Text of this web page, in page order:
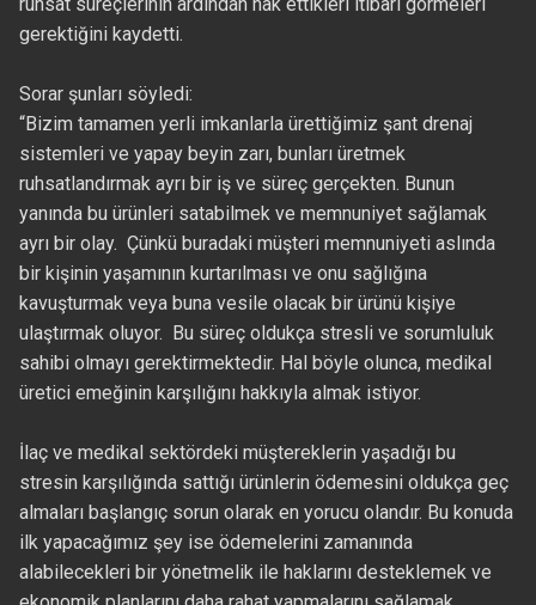
gerektiğini kaydetti.
Sorar şunları söyledi:
“Bizim tamamen yerli imkanlarla ürettiğimiz şant drenaj
sistemleri ve yapay beyin zarı, bunları üretmek
ruhsatlandırmak ayrı bir iş ve süreç gerçekten. Bunun
yanında bu ürünleri satabilmek ve memnuniyet sağlamak
ayrı bir olay. Çünkü buradaki müşteri memnuniyeti aslında
bir kişinin yaşamının kurtarılması ve onu sağlığına
kavuşturmak veya buna vesile olacak bir ürünü kişiye
ulaştırmak oluyor. Bu süreç oldukça stresli ve sorumluluk
sahibi olmayı gerektirmektedir. Hal böyle olunca, medikal
üretici emeğinin karşılığını hakkıyla almak istiyor.
İlaç ve medikal sektördeki müştereklerin yaşadığı bu
stresin karşılığında sattığı ürünlerin ödemesini oldukça geç
almaları başlangıç sorun olarak en yorucu olandır. Bu konuda
ilk yapacağımız şey ise ödemelerini zamanında
alabilecekleri bir yönetmelik ile haklarını desteklemek ve